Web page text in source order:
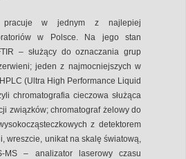
pracuje w jednym z najlepiej
w Polsce. Na jego stan
– służący do oznaczania grup
jeden z najmocniejszych w
(Ultra High Performance Liquid
chromatografia cieczowa służąca
związków; chromatograf żelowy do
z detektorem
wreszcie, unikat na skalę światową,
MS – analizator laserowy czasu